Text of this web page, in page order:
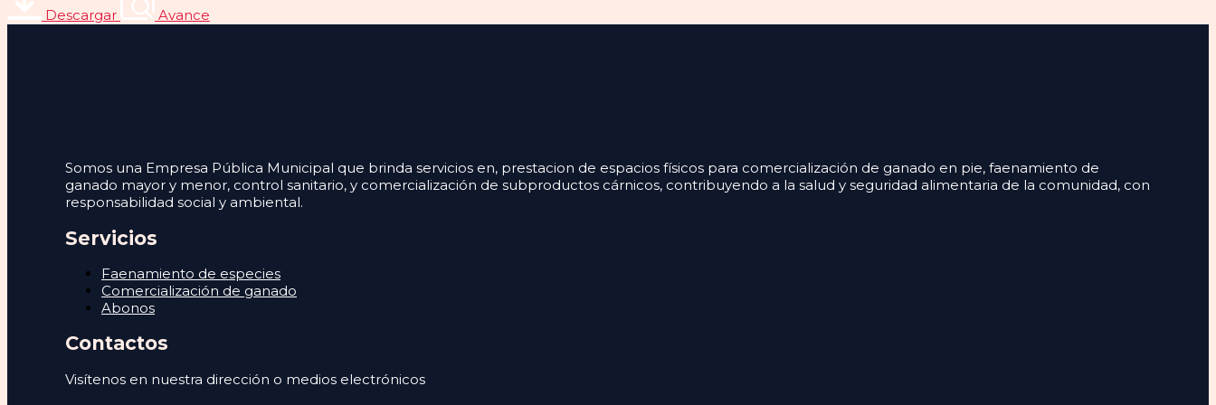
Descargar Avance
Somos una Empresa Pública Municipal que brinda servicios en, prestacion de espacios físicos para comercialización de ganado en pie, faenamiento de
ganado mayor y menor, control sanitario, y comercialización de subproductos cárnicos, contribuyendo a la salud y seguridad alimentaria de la comunidad, con
responsabilidad social y ambiental.
Servicios
Faenamiento de especies
Comercialización de ganado
Abonos
Contactos
Visítenos en nuestra dirección o medios electrónicos